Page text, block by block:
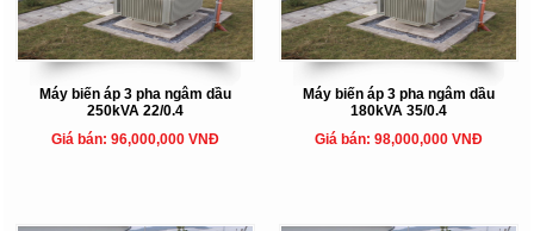
Máy biến áp 3 pha ngâm dầu
250kVA 22/0.4
Giá bán: 96,000,000 VNĐ
Máy biến áp 3 pha ngâm dầu
180kVA 35/0.4
Giá bán: 98,000,000 VNĐ